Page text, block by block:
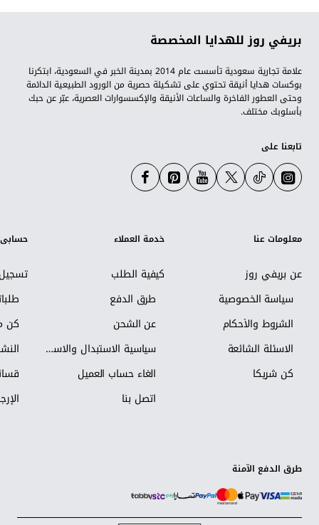
بريفي روز للهدايا المخصصة
علامة تجارية سعودية تأسست عام 2014 بمدينة الخبر في السعودية، ابتكرنا
بوكسات هدايا أنيقة تحتوي على تشكيلة حصرية من الورود الطبيعية الدائمة
وحتى العطور الفاخرة والساعات الأنيقة والإكسسوارات العصرية، عبّر عن حبك
بأسلوبك مختلف.
تابعنا على
معلومات عنا
عن بريفي روز
سياسة الخصوصية
الشروط والأحكام
الاسئلة الشائعة
كن شريكاً
خدمة العملاء
كيفية الطلب
طرق الدفع
عن الشحن
سياسية الاستبدال والاسترجاع
الغاء حساب العميل
اتصل بنا
حسابي
كن
طرق الدفع الآمنة